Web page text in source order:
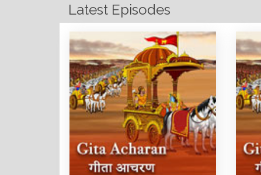
Latest Episodes